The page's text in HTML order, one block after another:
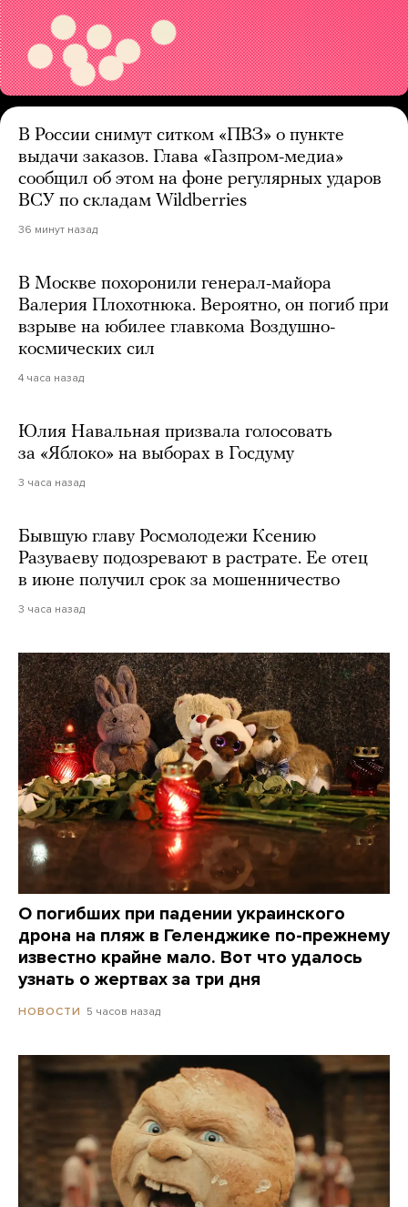
В России снимут ситком «ПВЗ» о пункте
выдачи заказов. Глава «Газпром-медиа»
сообщил об этом на фоне регулярных ударов
ВСУ по складам Wildberries
36 минут назад
В Москве похоронили генерал-майора
Валерия Плохотнюка. Вероятно, он погиб при
взрыве на юбилее главкома Воздушно-
космических сил
4 часа назад
Юлия Навальная призвала голосовать
за «Яблоко» на выборах в Госдуму
3 часа назад
Бывшую главу Росмолодежи Ксению
Разуваеву подозревают в растрате. Ее отец
в июне получил срок за мошенничество
3 часа назад
О погибших при падении украинского
дрона на пляж в Геленджике по-прежнему
известно крайне мало. Вот что удалось
узнать о жертвах за три дня
НОВОСТИ 5 часов назад